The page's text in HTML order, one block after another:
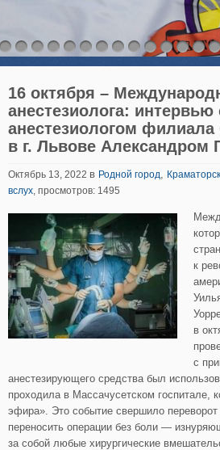
16 октября –
анестезиолога:
анестезиологом
в г. Львове Александром
Октябрь 13, 2022 в Родной город,
вслух, просмотров: 1495
к
в
с
анестезирующего средства был
проходила в Массачусетском госпитале,
эфира». Это событие свершило
переносить операции без боли —
за собой любые хирургические